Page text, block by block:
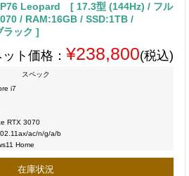
Leopard [ 17.3型 (144Hz) / フル
/ RAM:16GB / SSD:1TB /
ック ]
ット価格： ¥238,800(税込)
スペック
i7
RTX 3070
ac/n/g/a/b
Home
在庫状況